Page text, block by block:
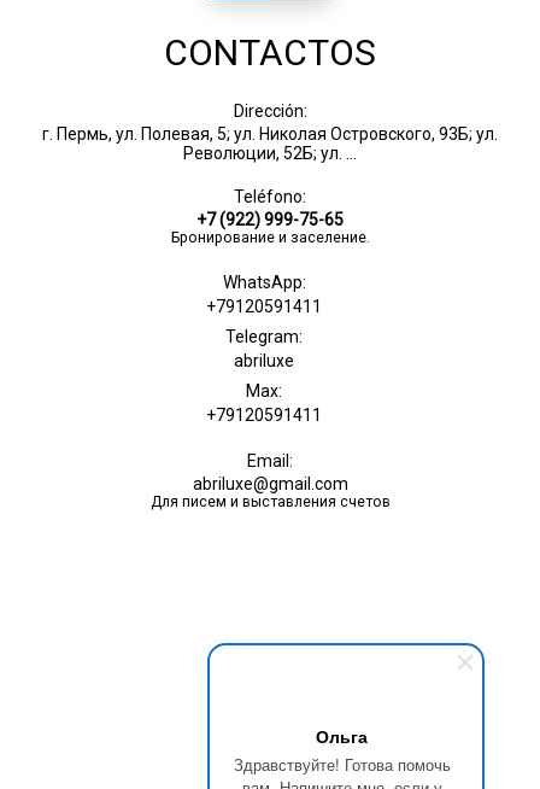
Ольга
Здравствуйте! Готова помочь
CONTACTOS
Dirección:
г. Пермь, ул. Полевая, 5; ул. Николая Островского, 93Б; ул.
Революции, 52Б; ул. ...
Teléfono:
+7 (922) 999-75-65
Бронирование и заселение.
WhatsApp:
+79120591411
Telegram:
abriluxe
Max:
+79120591411
Email:
abriluxe@gmail.com
Для писем и выставления счетов